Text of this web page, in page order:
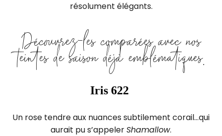
résolument élégants.
Découvrez-les comparées avec nos
teintes de saison déjà emblématiques.
Iris 622
Un rose tendre aux nuances subtilement corail…qui
aurait pu s’appelerShamallow.